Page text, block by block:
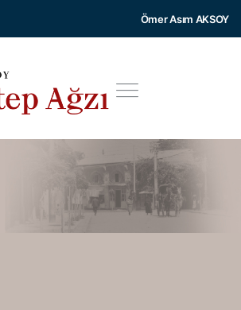
Ömer Asım AKSOY